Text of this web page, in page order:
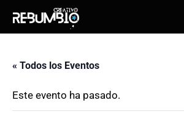
contenido
« Todos los Eventos
Este evento ha pasado.